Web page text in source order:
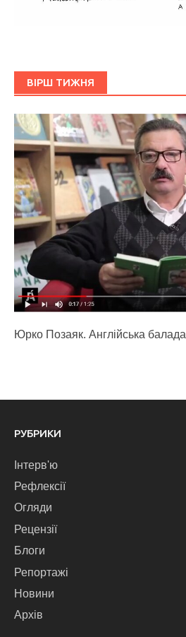
ВІРШ ТИЖНЯ
Юрко Позаяк. Англійська балада
РУБРИКИ
Інтерв'ю
Рефлексії
Огляди
Рецензії
Блоги
Репортажі
Новини
Архів